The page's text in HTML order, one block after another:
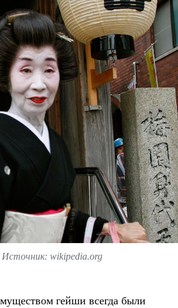
Источник: wikipedia.org
гейши всегда были